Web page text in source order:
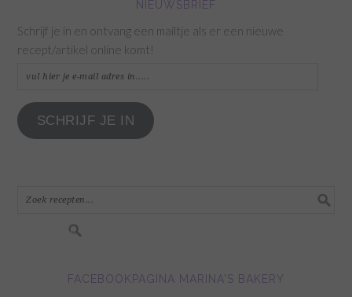
NIEUWSBRIEF
Schrijf je in en ontvang een mailtje als er een nieuwe
recept/artikel online komt!
vul
je
e-
SCHRIJF JE IN
FACEBOOKPAGINA MARINA'S BAKERY